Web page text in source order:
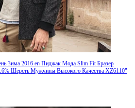
Зима 2016 en Пиджак Мода Slim Fit Бразер
Шерсть Мужчины Высокого Качества XZ6110"